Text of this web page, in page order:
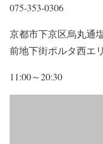
075-353-0306
京都市下京区烏丸通
前地下街ポルタ西エ
11:00～20:30